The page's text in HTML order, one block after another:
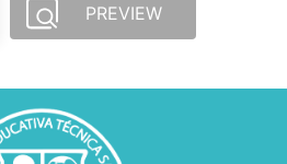
PREVIEW